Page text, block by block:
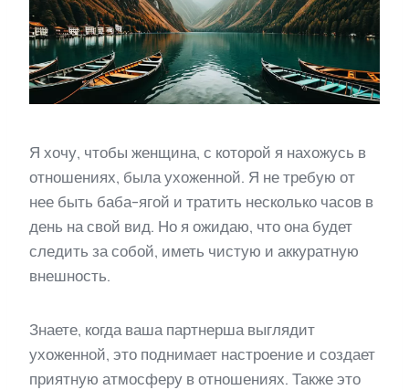
Я хочу, чтобы женщина, с которой я нахожусь в
отношениях, была ухоженной. Я не требую от
нее быть баба-ягой и тратить несколько часов в
день на свой вид. Но я ожидаю, что она будет
следить за собой, иметь чистую и аккуратную
внешность.
Знаете, когда ваша партнерша выглядит
ухоженной, это поднимает настроение и создает
приятную атмосферу в отношениях. Также это